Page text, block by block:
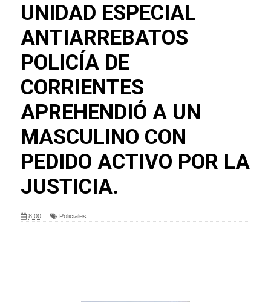
UNIDAD ESPECIAL
ANTIARREBATOS
POLICÍA DE
CORRIENTES
APREHENDIÓ A UN
MASCULINO CON
PEDIDO ACTIVO POR LA
JUSTICIA.
8:00 Policiales